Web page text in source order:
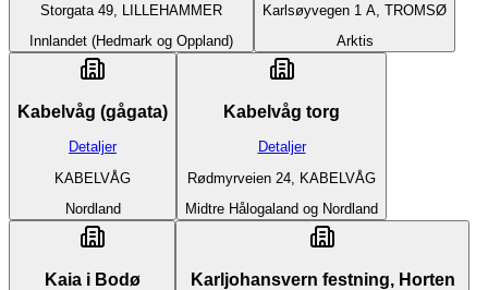
Storgata 49, LILLEHAMMER
Innlandet (Hedmark og Oppland)
Karlsøyvegen 1 A, TROMSØ
Arktis
Kabelvåg (gågata)
Detaljer
KABELVÅG
Nordland
Kabelvåg torg
Detaljer
Rødmyrveien 24, KABELVÅG
Midtre Hålogaland og Nordland
Kaia i Bodø Karljohansvern festning, Horten